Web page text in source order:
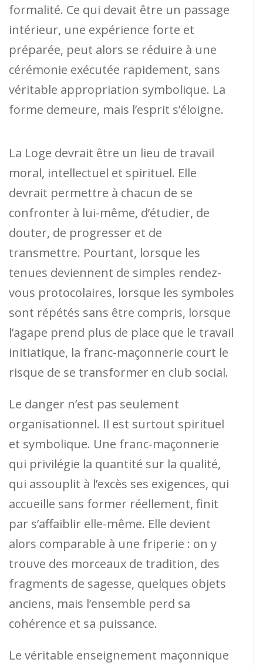
formalité. Ce qui devait être un passage
intérieur, une expérience forte et
préparée, peut alors se réduire à une
cérémonie exécutée rapidement, sans
véritable appropriation symbolique. La
forme demeure, mais l’esprit s’éloigne.
La Loge devrait être un lieu de travail
moral, intellectuel et spirituel. Elle
devrait permettre à chacun de se
confronter à lui-même, d’étudier, de
douter, de progresser et de
transmettre. Pourtant, lorsque les
tenues deviennent de simples rendez-
vous protocolaires, lorsque les symboles
sont répétés sans être compris, lorsque
l’agape prend plus de place que le travail
initiatique, la franc-maçonnerie court le
risque de se transformer en club social.
Le danger n’est pas seulement
organisationnel. Il est surtout spirituel
et symbolique. Une franc-maçonnerie
qui privilégie la quantité sur la qualité,
qui assouplit à l’excès ses exigences, qui
accueille sans former réellement, finit
par s’affaiblir elle-même. Elle devient
alors comparable à une friperie : on y
trouve des morceaux de tradition, des
fragments de sagesse, quelques objets
anciens, mais l’ensemble perd sa
cohérence et sa puissance.
Le véritable enseignement maçonnique